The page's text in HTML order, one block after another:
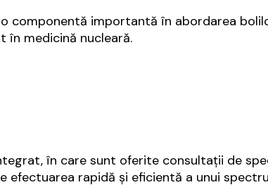
componentă importantă în abordarea
în medicină nucleară.
în care sunt oferite consultații de
efectuarea rapidă și eficientă a unui